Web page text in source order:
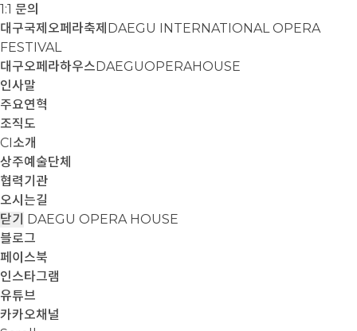
1:1 문의
대구국제오페라축제 DAEGU INTERNATIONAL OPERA
FESTIVAL
대구오페라하우스DAEGUOPERAHOUSE
인사말
주요연혁
조직도
CI소개
상주예술단체
협력기관
오시는길
닫기 DAEGU OPERA HOUSE
블로그
페이스북
인스타그램
유튜브
카카오채널